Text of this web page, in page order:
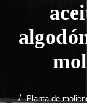
Planta de